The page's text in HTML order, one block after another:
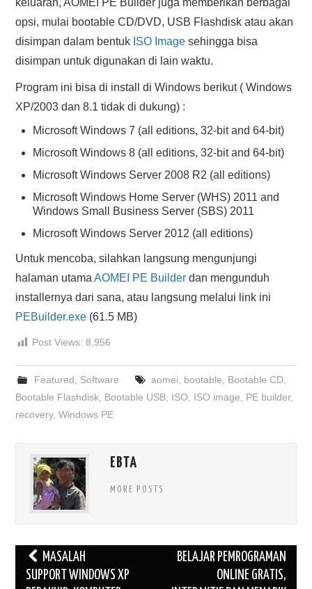
keluaran, AOMEI PE Builder juga memberikan berbagai
opsi, mulai bootable CD/DVD, USB Flashdisk atau akan
disimpan dalam bentuk ISO Image sehingga bisa
disimpan untuk digunakan di lain waktu.
Program ini bisa di install di Windows berikut ( Windows
XP/2003 dan 8.1 tidak di dukung) :
Microsoft Windows 7 (all editions, 32-bit and 64-bit)
Microsoft Windows 8 (all editions, 32-bit and 64-bit)
Microsoft Windows Server 2008 R2 (all editions)
Microsoft Windows Home Server (WHS) 2011 and
Windows Small Business Server (SBS) 2011
Microsoft Windows Server 2012 (all editions)
Untuk mencoba, silahkan langsung mengunjungi
halaman utamaAOMEI PE Builder dan mengunduh
installernya dari sana, atau langsung melalui link ini
PEBuilder.exe (61.5 MB)
Post Views: 8,956
Featured, Software aomei, bootable, Bootable CD,
Bootable Flashdisk, Bootable USB, ISO, ISO image, PE builder,
recovery,Windows PE
EBTA
MORE POSTS
Post
navigation
MASALAH
SUPPORT WINDOWS XP
BELAJAR PEMROGRAMAN
ONLINE GRATIS,